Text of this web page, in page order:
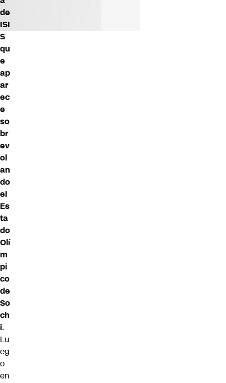
de
ISI
S
qu
e
ap
ar
ec
e
so
br
ev
ol
an
do
el
Es
ta
do
Olí
m
pi
co
de
So
ch
i.
Lu
eg
o
en